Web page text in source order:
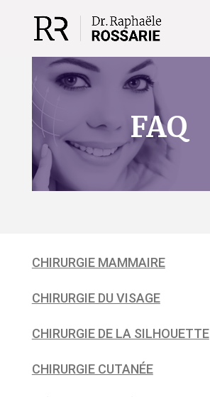
FAQ
CHIRURGIE MAMMAIRE
CHIRURGIE DU VISAGE
CHIRURGIE DE LA SILHOUETTE
CHIRURGIE CUTANÉE